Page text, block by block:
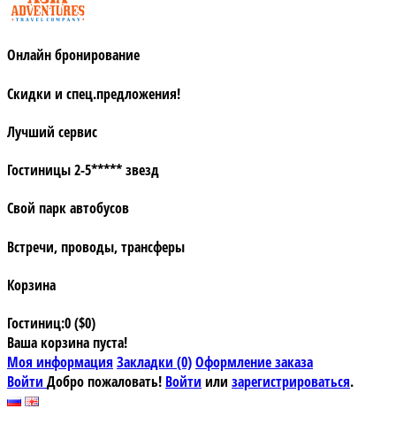
Онлайн бронирование
Скидки и спец.предложения!
Лучший сервис
Гостиницы 2-5***** звезд
Свой парк автобусов
Встречи, проводы, трансферы
Корзина
Гостиниц:0 ($0)
Ваша корзина пуста!
Моя информация Закладки (0)Оформление заказа
Войти Добро пожаловать! Войти или зарегистрироваться.